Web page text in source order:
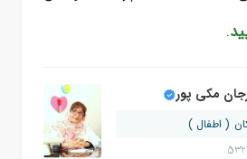
.
مکی پور
( اطفال )